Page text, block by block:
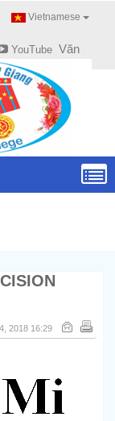
Vietnamese
YouTube Văn
2018 16:29